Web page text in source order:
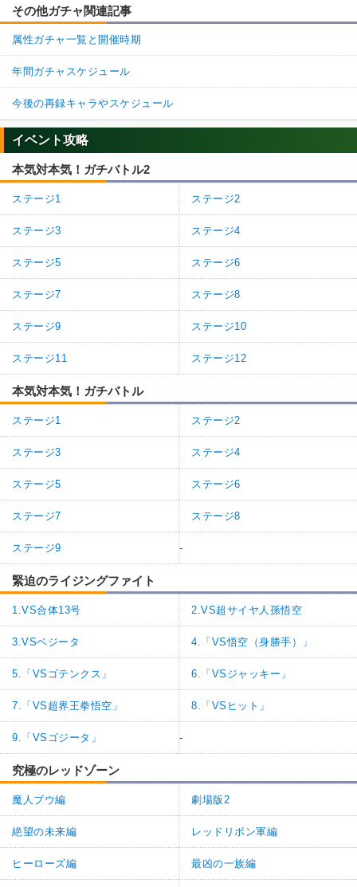
その他ガチャ関連記事
属性ガチャ一覧と開催時期
年間ガチャスケジュール
今後の再録キャラやスケジュール
イベント攻略
本気対本気！ガチバトル2
ステージ1 ステージ2
ステージ3 ステージ4
ステージ5 ステージ6
ステージ7 ステージ8
ステージ9 ステージ10
ステージ11 ステージ12
本気対本気！ガチバトル
ステージ1 ステージ2
ステージ3 ステージ4
ステージ5 ステージ6
ステージ7 ステージ8
ステージ9 -
緊迫のライジングファイト
1.VS合体13号 2.VS超サイヤ人孫悟空
3.VSベジータ 4.「VS悟空（身勝手）」
5.「VSゴテンクス」 6.「VSジャッキー」
7.「VS超界王拳悟空」 8.「VSヒット」
9.「VSゴジータ」 -
究極のレッドゾーン
魔人ブウ編 劇場版2
絶望の未来編 レッドリボン軍編
ヒーローズ編 最凶の一族編